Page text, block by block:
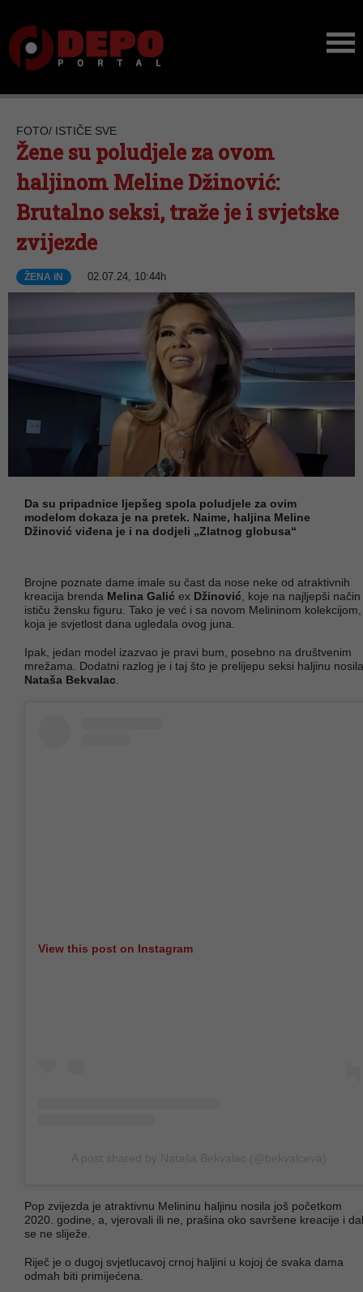
FOTO/ ISTIČE SVE
Žene su poludjele za ovom
haljinom Meline Džinović:
Brutalno seksi, traže je i svjetske
zvijezde
ŽENA iN 02.07.24, 10:44h
Da su pripadnice ljepšeg spola poludjele za ovim
modelom dokaza je na pretek. Naime, haljina Meline
Džinović viđena je i na dodjeli „Zlatnog globusa“
Brojne poznate dame imale su čast da nose neke od atraktivnih
kreacija brenda Melina Galić ex Džinović , koje na najljepši način
ističu žensku figuru. Tako je već i sa novom Melininom kolekcijom,
koja je svjetlost dana ugledala ovog juna.
Ipak, jedan model izazvao je pravi bum, posebno na društvenim
mrežama. Dodatni razlog je i taj što je prelijepu seksi haljinu
Nataša Bekvalac
View this post on Instagram
Pop zvijezda je atraktivnu Melininu haljinu nosila još početkom
2020. godine, a, vjerovali ili ne, prašina oko savršene kreacije i
se ne sliježe.
Riječ je o dugoj svjetlucavoj crnoj haljini u kojoj će svaka dama
odmah biti primijećena.